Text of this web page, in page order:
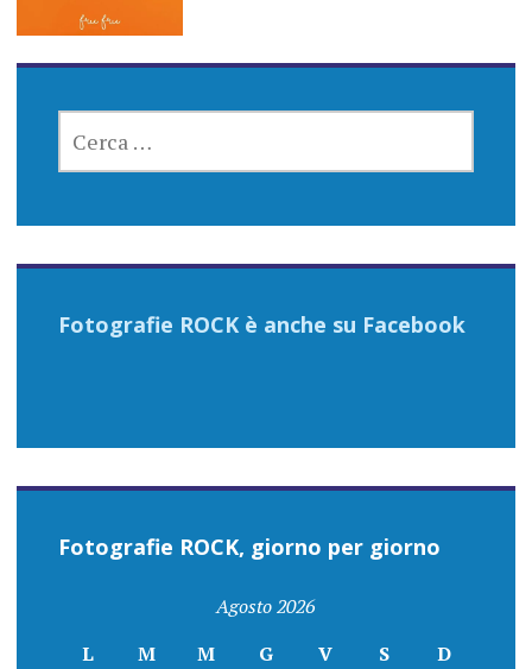
PER:
Fotografie ROCK è anche su Facebook
Fotografie ROCK, giorno per giorno
Agosto 2026
L
M M G V S D